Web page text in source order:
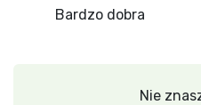
Bardzo dobra
Nie